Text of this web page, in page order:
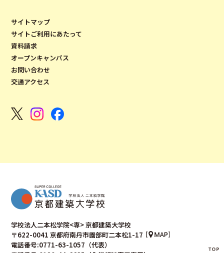
サイトマップ
サイトご利用にあたって
資料請求
オープンキャンパス
お問い合わせ
交通アクセス
学校法人二本松学院<専> 京都建築大学校
〒622-0041 京都府南丹市園部町二本松1-17
電話番号:0771-63-1057（代表）